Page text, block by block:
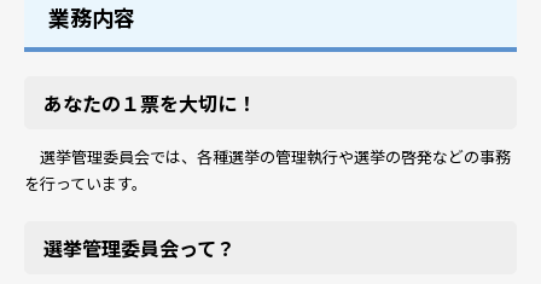
業務内容
あなたの１票を大切に！
選挙管理委員会では、各種選挙の管理執行や選挙の啓発などの事務
を行っています。
選挙管理委員会って？